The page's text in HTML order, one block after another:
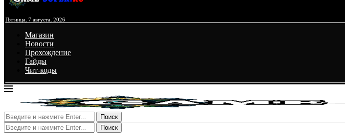
Пятница, 7 августа, 2026
Магазин
Новости
Прохождение
Гайды
Чит-коды
Поиск
Поиск